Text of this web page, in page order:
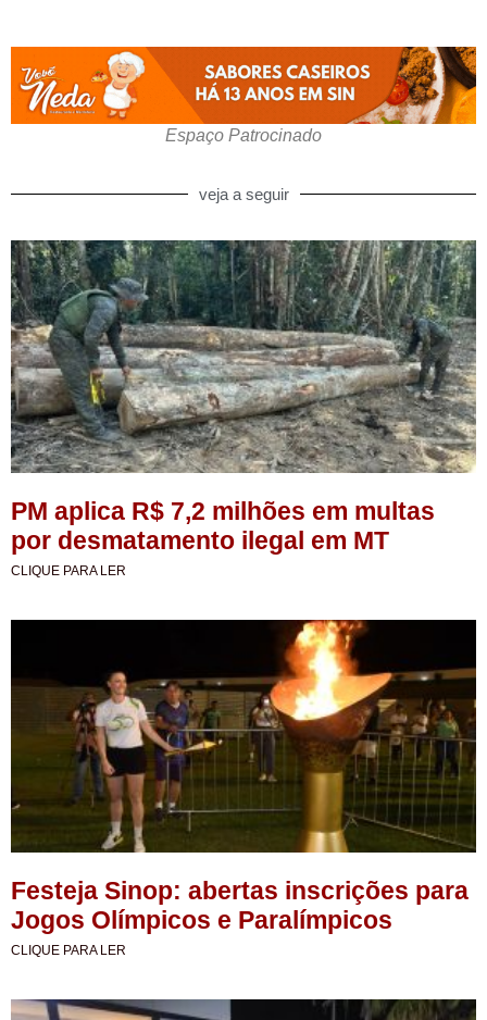
Espaço Patrocinado
veja a seguir
PM aplica R$ 7,2 milhões em multas
por desmatamento ilegal em MT
CLIQUE PARA LER
Festeja Sinop: abertas inscrições para
Jogos Olímpicos e Paralímpicos
CLIQUE PARA LER